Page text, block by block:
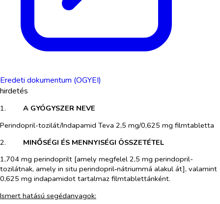
Eredeti dokumentum (OGYEI)
hirdetés
1.​
A GYÓGYSZER NEVE
Perindopril-tozilát/Indapamid Teva 2,5 mg/0,625 mg filmtabletta
2.​
MINŐSÉGI ÉS MENNYISÉGI ÖSSZETÉTEL
1,704 mg perindoprilt [amely megfelel 2,5 mg perindopril-
tozilátnak, amely in situ perindopril‑nátriummá alakul át], valamint
0,625 mg indapamidot tartalmaz filmtablettánként.
Ismert hatású segédanyagok: